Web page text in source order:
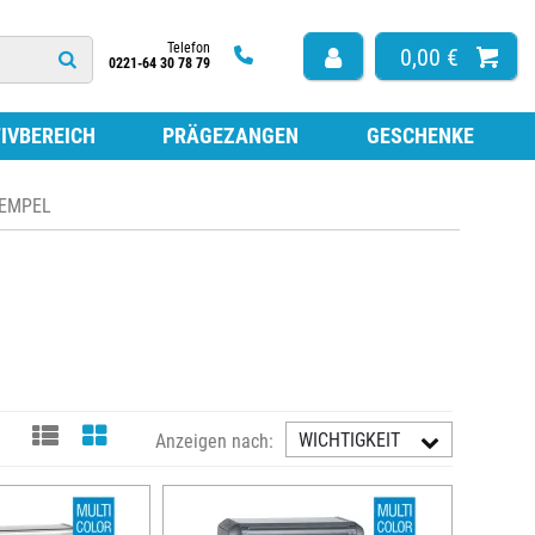
Telefon
0221-64 30 78 79
0,00 €
FÜR HOLZSTEMPEL
FÜR STEMPEL
PRÄGEZANGEN GESCHENKE
WICHTIGKEIT
Anzeigen nach: